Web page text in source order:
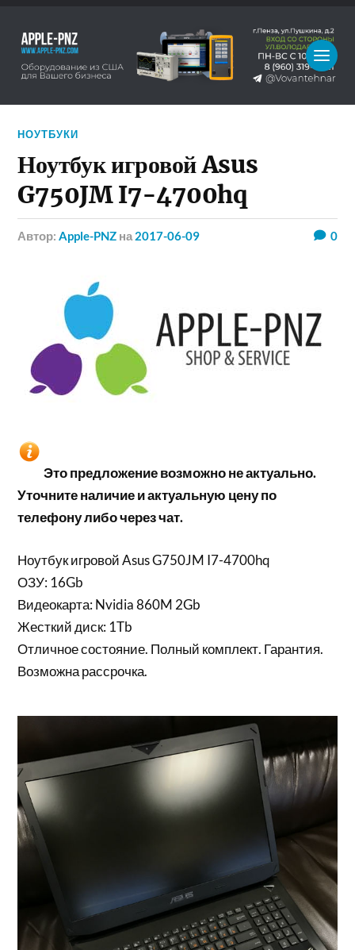
НОУТБУКИ
Ноутбук игровой Asus
G750JM I7-4700hq
Автор:Apple-PNZ на 2017-06-09 0
Это предложение возможно не актуально.
Уточните наличие и актуальную цену по
телефону либо через чат.
Ноутбук игровой Asus G750JM I7-4700hq
ОЗУ: 16Gb
Видеокарта: Nvidia 860M 2Gb
Жесткий диск: 1Tb
Отличное состояние. Полный комплект. Гарантия.
Возможна рассрочка.